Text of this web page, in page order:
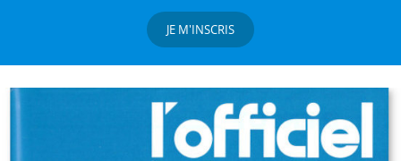
JE M'INSCRIS